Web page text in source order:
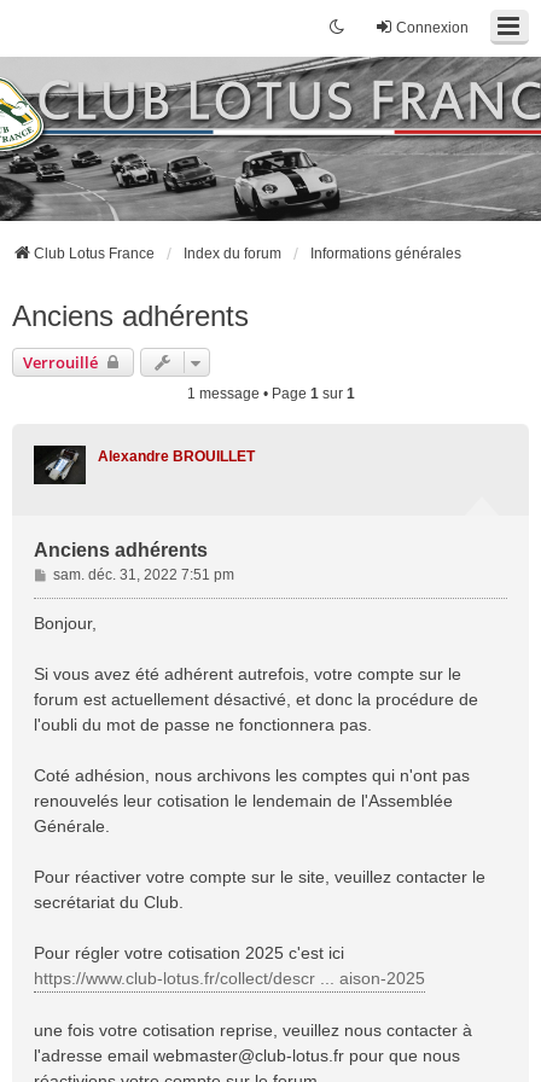
Connexion
Club Lotus France Index du forum Informations générales
Anciens adhérents
Verrouillé
1 message • Page 1sur 1
Alexandre BROUILLET
Anciens adhérents
M
e
s
g
e
sam. déc. 31, 2022 7:51 pm
Bonjour,
Si vous avez été adhérent autrefois, votre compte sur le
forum est actuellement désactivé, et donc la procédure de
l'oubli du mot de passe ne fonctionnera pas.
Coté adhésion, nous archivons les comptes qui n'ont pas
renouvelés leur cotisation le lendemain de l'Assemblée
Générale.
Pour réactiver votre compte sur le site, veuillez contacter le
secrétariat du Club.
Pour régler votre cotisation 2025 c'est ici
https://www.club-lotus.fr/collect/descr ... aison-2025
une fois votre cotisation reprise, veuillez nous contacter à
l'adresse email webmaster@club-lotus.fr pour que nous